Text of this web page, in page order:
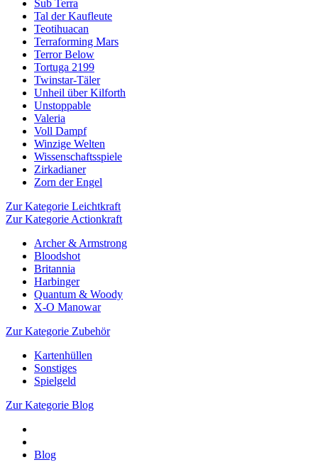
Sub Terra
Tal der Kaufleute
Teotihuacan
Terraforming Mars
Terror Below
Tortuga 2199
Twinstar-Täler
Unheil über Kilforth
Unstoppable
Valeria
Voll Dampf
Winzige Welten
Wissenschaftsspiele
Zirkadianer
Zorn der Engel
Zur Kategorie Leichtkraft
Zur Kategorie Actionkraft
Archer & Armstrong
Bloodshot
Britannia
Harbinger
Quantum & Woody
X-O Manowar
Zur Kategorie Zubehör
Kartenhüllen
Sonstiges
Spielgeld
Zur Kategorie Blog
Blog